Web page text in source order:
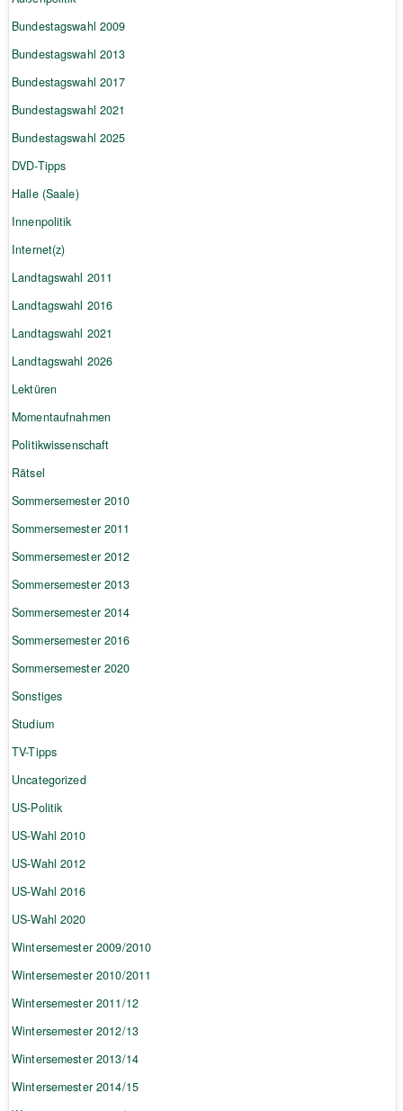
Bundestagswahl 2009
Bundestagswahl 2013
Bundestagswahl 2017
Bundestagswahl 2021
Bundestagswahl 2025
DVD-Tipps
Halle (Saale)
Innenpolitik
Internet(z)
Landtagswahl 2011
Landtagswahl 2016
Landtagswahl 2021
Landtagswahl 2026
Lektüren
Momentaufnahmen
Politikwissenschaft
Rätsel
Sommersemester 2010
Sommersemester 2011
Sommersemester 2012
Sommersemester 2013
Sommersemester 2014
Sommersemester 2016
Sommersemester 2020
Sonstiges
Studium
TV-Tipps
Uncategorized
US-Politik
US-Wahl 2010
US-Wahl 2012
US-Wahl 2016
US-Wahl 2020
Wintersemester 2009/2010
Wintersemester 2010/2011
Wintersemester 2011/12
Wintersemester 2012/13
Wintersemester 2013/14
Wintersemester 2014/15